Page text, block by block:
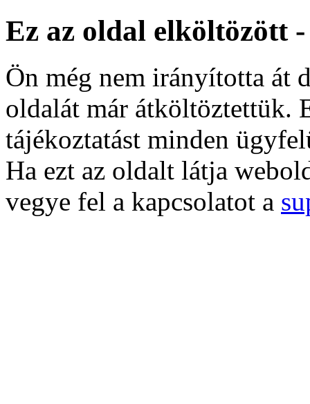
Ez az oldal elköltözött -
Ön még nem irányította át
oldalát már átköltöztettük.
tájékoztatást minden
Ha ezt az oldalt látja
vegye fel a kapcsolatot a